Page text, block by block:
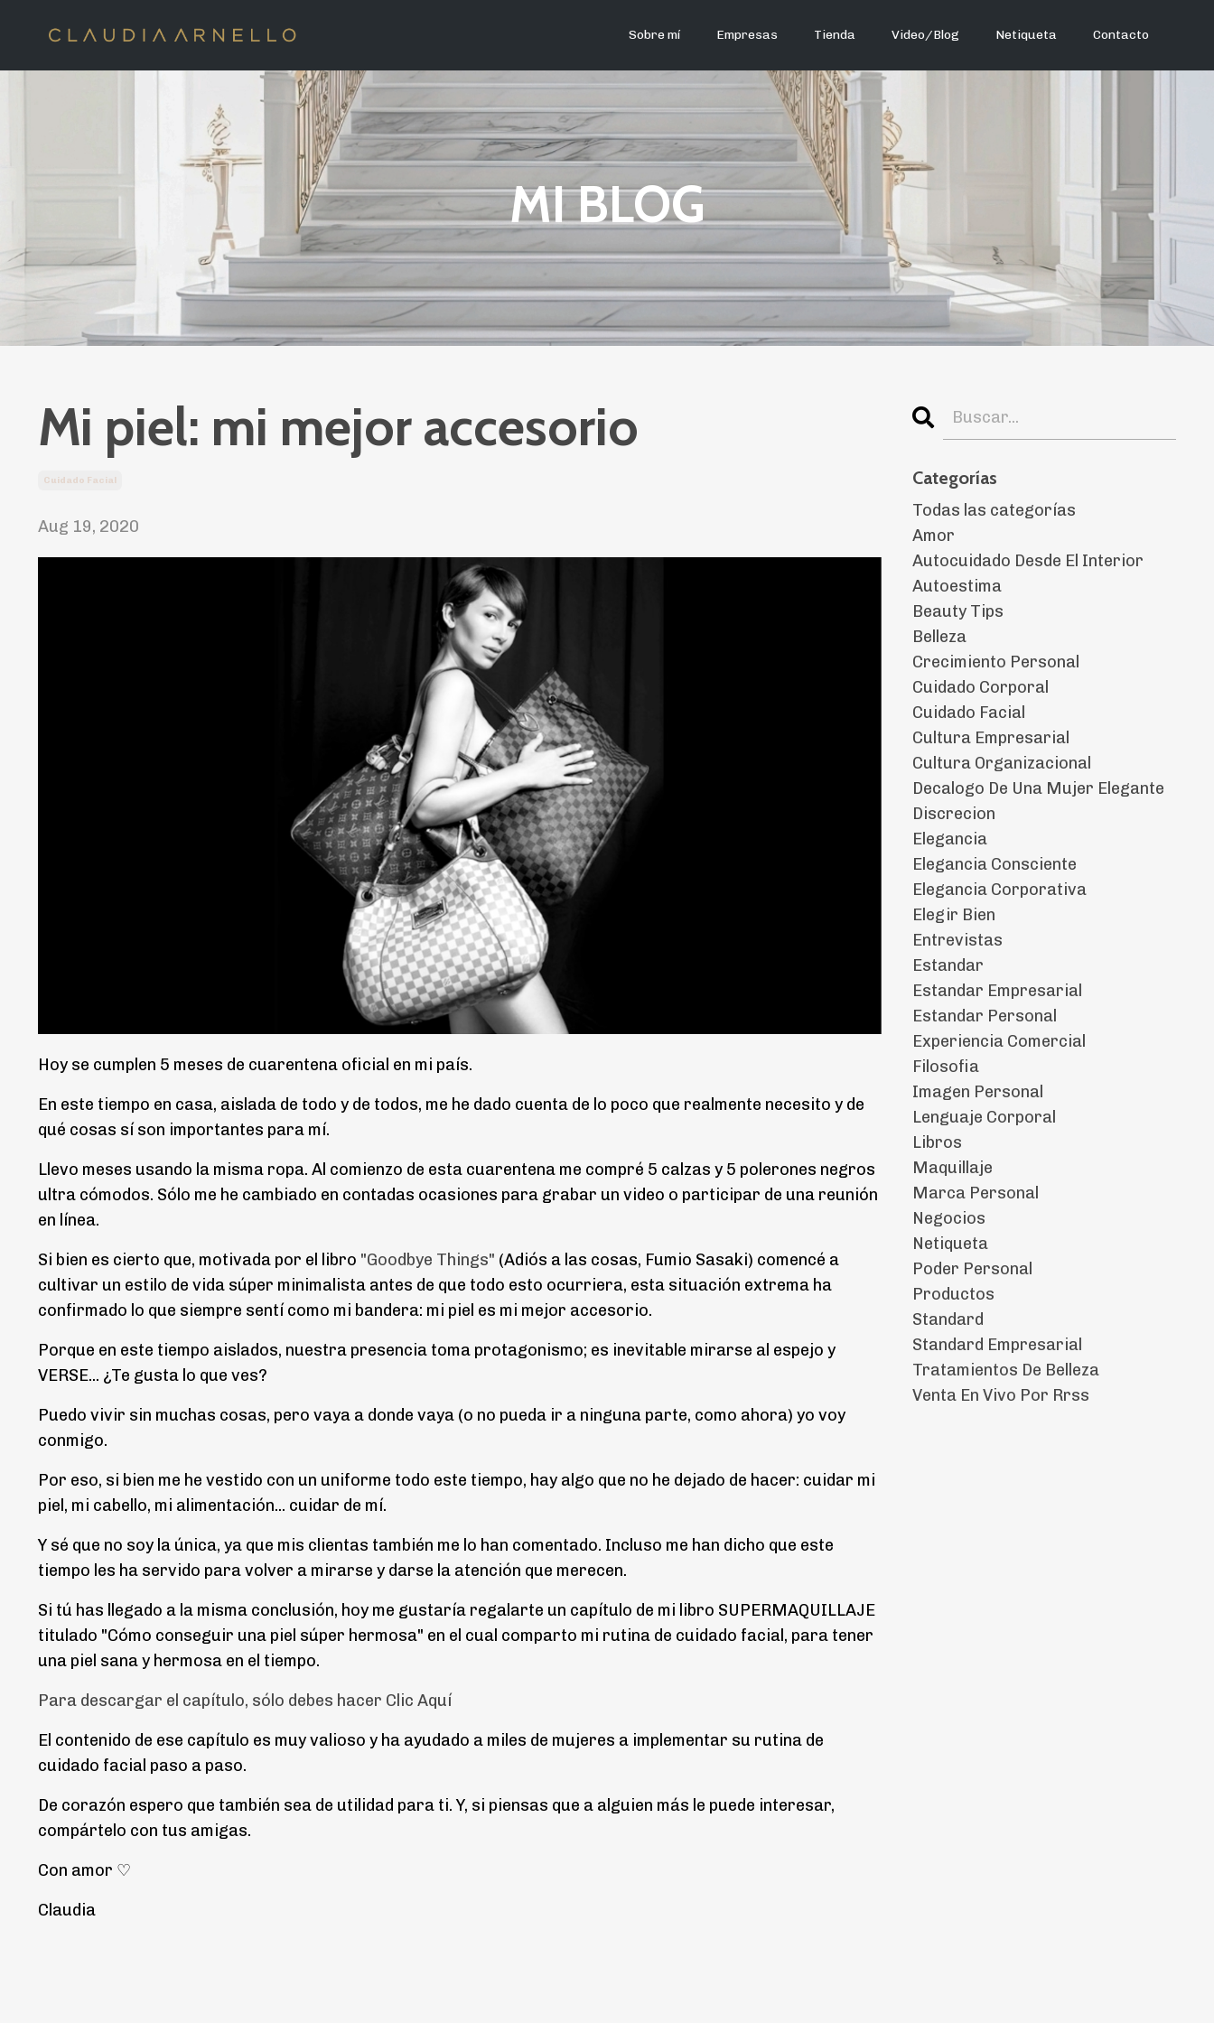
Sobre mí Empresas Tienda Video/Blog Netiqueta Contacto
MI BLOG
Mi piel: mi mejor accesorio
Cuidado Facial
Aug 19, 2020
Hoy se cumplen 5 meses de cuarentena oficial en mi país.
En este tiempo en casa, aislada de todo y de todos, me he dado cuenta de lo poco que realmente necesito y de
qué cosas sí son importantes para mí.
Llevo meses usando la misma ropa. Al comienzo de esta cuarentena me compré 5 calzas y 5 polerones negros
ultra cómodos. Sólo me he cambiado en contadas ocasiones para grabar un video o participar de una reunión
en línea.
Si bien es cierto que, motivada por el libro "Goodbye Things" (Adiós a las cosas, Fumio Sasaki) comencé a
cultivar un estilo de vida súper minimalista antes de que todo esto ocurriera, esta situación extrema ha
confirmado lo que siempre sentí como mi bandera: mi piel es mi mejor accesorio.
Porque en este tiempo aislados, nuestra presencia toma protagonismo; es inevitable mirarse al espejo y
VERSE... ¿Te gusta lo que ves?
Puedo vivir sin muchas cosas, pero vaya a donde vaya (o no pueda ir a ninguna parte, como ahora) yo voy
conmigo.
Por eso, si bien me he vestido con un uniforme todo este tiempo, hay algo que no he dejado de hacer: cuidar mi
piel, mi cabello, mi alimentación... cuidar de mí.
Y sé que no soy la única, ya que mis clientas también me lo han comentado. Incluso me han dicho que este
tiempo les ha servido para volver a mirarse y darse la atención que merecen.
Si tú has llegado a la misma conclusión, hoy me gustaría regalarte un capítulo de mi libro SUPERMAQUILLAJE
titulado "Cómo conseguir una piel súper hermosa" en el cual comparto mi rutina de cuidado facial, para tener
una piel sana y hermosa en el tiempo.
Para descargar el capítulo, sólo debes hacer Clic Aquí
El contenido de ese capítulo es muy valioso y ha ayudado a miles de mujeres a implementar su rutina de
cuidado facial paso a paso.
De corazón espero que también sea de utilidad para ti. Y, si piensas que a alguien más le puede interesar,
compártelo con tus amigas.
Con amor ♡
Claudia
Categorías
Todas las categorías
Amor
Autocuidado Desde El Interior
Autoestima
Beauty Tips
Belleza
Crecimiento Personal
Cuidado Corporal
Cuidado Facial
Cultura Empresarial
Cultura Organizacional
Decalogo De Una Mujer Elegante
Discrecion
Elegancia
Elegancia Consciente
Elegancia Corporativa
Elegir Bien
Entrevistas
Estandar
Estandar Empresarial
Estandar Personal
Experiencia Comercial
Filosofia
Imagen Personal
Lenguaje Corporal
Libros
Maquillaje
Marca Personal
Negocios
Netiqueta
Poder Personal
Productos
Standard
Standard Empresarial
Tratamientos De Belleza
Venta En Vivo Por Rrss